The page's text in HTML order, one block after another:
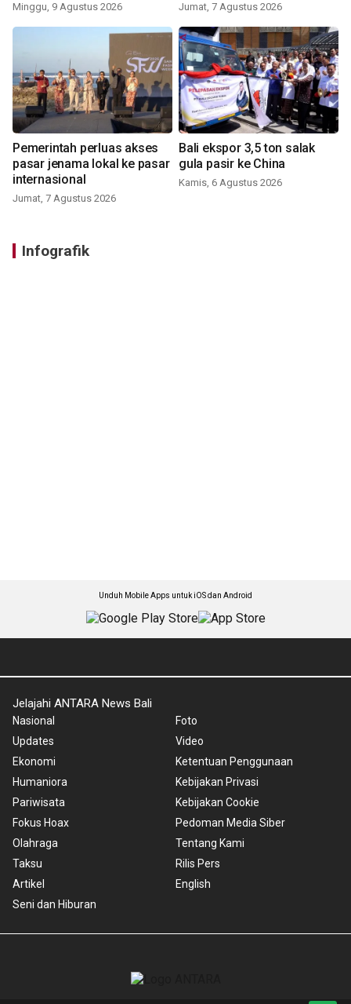
Minggu, 9 Agustus 2026 Jumat, 7 Agustus 2026
Pemerintah perluas akses
pasar jenama lokal ke pasar
internasional
Jumat, 7 Agustus 2026
Bali ekspor 3,5 ton salak
gula pasir ke China
Kamis, 6 Agustus 2026
Infografik
Unduh Mobile Apps untuk iOS dan Android
Jelajahi ANTARA News Bali
Nasional
Updates
Ekonomi
Humaniora
Pariwisata
Fokus Hoax
Olahraga
Taksu
Artikel
Seni dan Hiburan
Foto
Video
Ketentuan Penggunaan
Kebijakan Privasi
Kebijakan Cookie
Pedoman Media Siber
Tentang Kami
Rilis Pers
English